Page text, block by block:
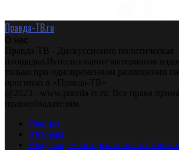
Правда-ТВ.ru
О нас
Правда-ТВ - Дискуссионно политическая
площадка.Использование материалов
только при одновременном размещении
оригинал в «Правда-ТВ»
@2023 - www.pravda-tv.ru. Все права
правообладателям.
Главная
Авторам
Владельцам авторских прав.